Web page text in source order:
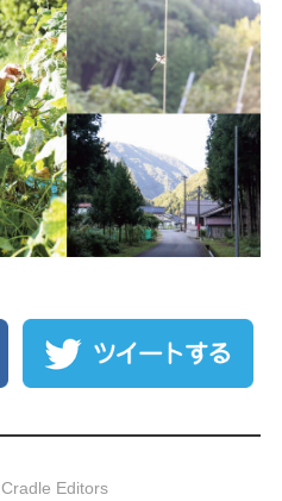
Cradle Editors